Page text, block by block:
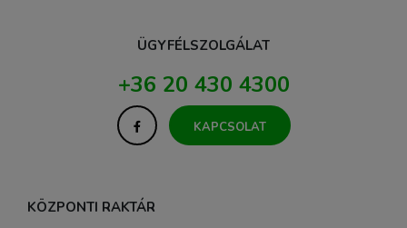
ÜGYFÉLSZOLGÁLAT
+36 20 430 4300
KAPCSOLAT
KÖZPONTI RAKTÁR